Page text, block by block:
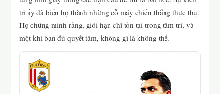
trì ấy đã biến họ thành những cỗ máy chiến thắng thực thụ.
Họ chứng minh rằng, giới hạn chỉ tồn tại trong tâm trí, và
một khi bạn đủ quyết tâm, không gì là không thể.